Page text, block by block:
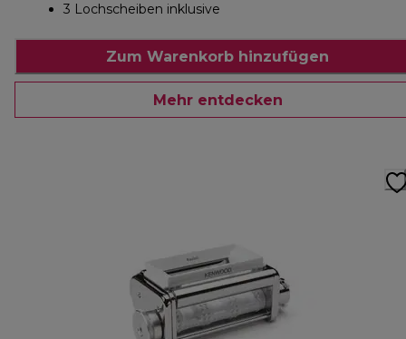
3 Lochscheiben inklusive
Zum Warenkorb hinzufügen
Mehr entdecken